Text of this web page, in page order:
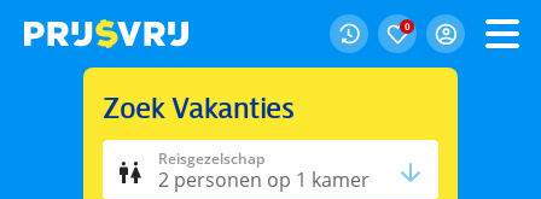
0
Zoek Vakanties
Reisgezelschap
2 personen op 1 kamer